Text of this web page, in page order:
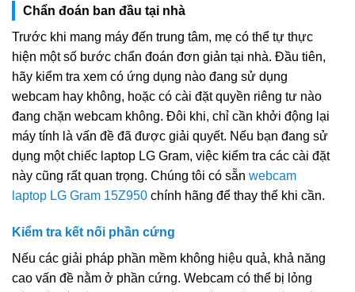
Chẩn đoán ban đầu tại nhà
Trước khi mang máy đến trung tâm, mẹ có thể tự thực
hiện một số bước chẩn đoán đơn giản tại nhà. Đầu tiên,
hãy kiểm tra xem có ứng dụng nào đang sử dụng
webcam hay không, hoặc có cài đặt quyền riêng tư nào
đang chặn webcam không. Đôi khi, chỉ cần khởi động lại
máy tính là vấn đề đã được giải quyết. Nếu bạn đang sử
dụng một chiếc laptop LG Gram, việc kiểm tra các cài đặt
này cũng rất quan trọng. Chúng tôi có sẵn webcam
laptop LG Gram 15Z950 chính hãng để thay thế khi cần.
Kiểm tra kết nối phần cứng
Nếu các giải pháp phần mềm không hiệu quả, khả năng
cao vấn đề nằm ở phần cứng. Webcam có thể bị lỏng